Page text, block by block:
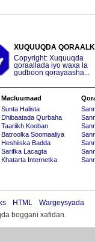
XUQUUQDA
Copyright: Xuquuqda
qoraallada iyo waxa la
gudboon qorayaasha...
Macluumaad
Sunta Halista
Dhibaatada Qurbaha
Taariikh Kooban
Batroolka Soomaaliya
Heshiiska Badda
Sarifka Lacagta
Khatarta Internetka
HTML
Wargeysyada
boggani xafidan.